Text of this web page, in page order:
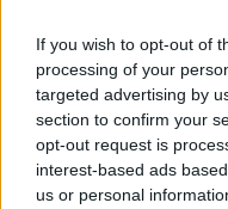
If you wish to opt-out of
processing of your
targeted advertising by
section to confirm your
opt-out request is
interest-based ads
us or personal